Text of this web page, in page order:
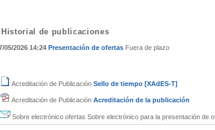
Historial de publicaciones
05/2026 14:24 Presentación de ofertas Fuera de plazo
Acreditación de Publicación Sello de tiempo [XAdES-T]
Acreditación de Publicación Acreditación de la publicación
Sobre electrónico ofertas Sobre electrónico para la presentación de